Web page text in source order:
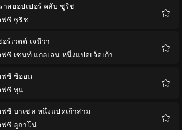
าสฮอปเปอร์ คลับ ซูริช
ฟซี ซูริช
อร์เวตต์ เจนีวา
ฟซี เซนท์ แกลเลน หนึ่งแปดเจ็ดเก้า
ฟซี ซิออน
ฟซี ทุน
ฟซี บาเซล หนึ่งแปดเก้าสาม
ฟซี ลูกาโน่